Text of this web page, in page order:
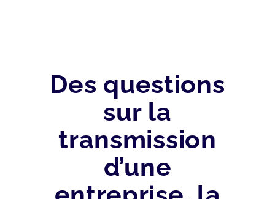
Des questions
sur la
transmission
d’une